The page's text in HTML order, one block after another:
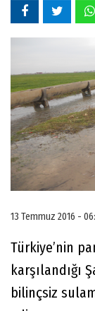
13 Temmuz 2016 -
Türkiye’nin
karşılandığı
bilinçsiz